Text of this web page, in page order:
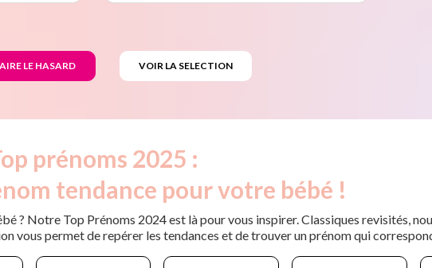
prénoms 2025 :
tendance pour votre bébé !
? Notre Top Prénoms 2024 est là pour vous inspirer. Classiques revisités,
vous permet de repérer les tendances et de trouver un prénom qui